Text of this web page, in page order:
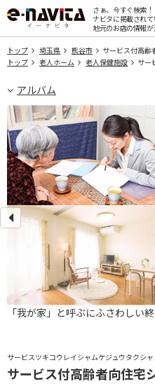
さぁ、今すぐ検索！
ナビタに掲載されて
地元のお店の情報が
トップ 埼玉県 熊谷市
サービス付高齢
トップ
老人ホーム 老人保健施設 サー
アルバム
サービスツキコウレイシャムケジュウタクシ
サービス付高齢者向住宅
「我が家」と呼ぶにふさわしい